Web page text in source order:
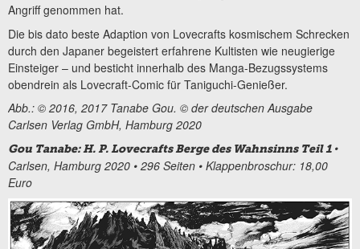
Angriff genommen hat.
Die bis dato beste Adaption von Lovecrafts kosmischem Schrecken
durch den Japaner begeistert erfahrene Kultisten wie neugierige
Einsteiger – und besticht innerhalb des Manga-Bezugssystems
obendrein als Lovecraft-Comic für Taniguchi-Genießer.
Abb.: © 2016, 2017 Tanabe Gou. © der deutschen Ausgabe
Carlsen Verlag GmbH, Hamburg 2020
Gou Tanabe: H. P. Lovecrafts Berge des Wahnsinns Teil 1 •
Carlsen, Hamburg 2020 • 296 Seiten • Klappenbroschur: 18,00
Euro